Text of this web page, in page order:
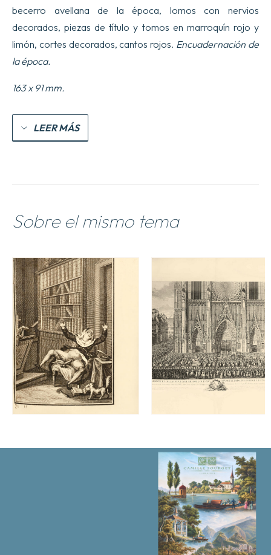
becerro avellana de la época, lomos con nervios
decorados, piezas de título y tomos en marroquín rojo y
limón, cortes decorados, cantos rojos. Encuadernación de
la época.
163 x 91 mm.
LEER MÁS
Sobre el mismo tema